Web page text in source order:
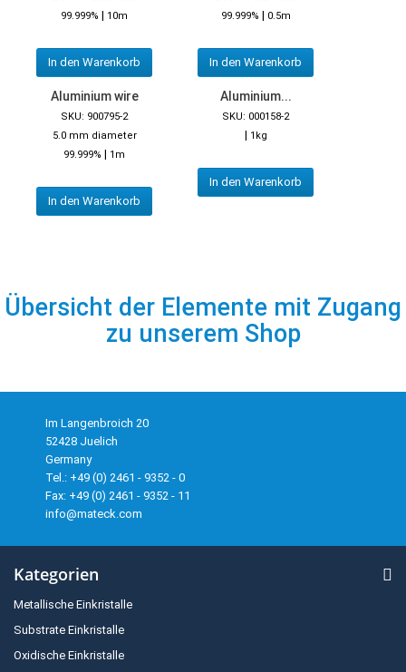
99.999% | 10m
In den Warenkorb
99.999% | 0.5m
In den Warenkorb
Aluminium wire
SKU: 900795-2
5.0 mm diameter
99.999% | 1m
In den Warenkorb
Aluminium...
SKU: 000158-2
| 1kg
In den Warenkorb
Übersicht der Elemente mit Zugang
zu unserem Shop
Im Langenbroich 20
52428 Juelich
Germany
Tel.: +49 (0) 2461 - 9352 - 0
Fax: +49 (0) 2461 - 9352 - 11
info@mateck.com
Kategorien
Metallische Einkristalle
Substrate Einkristalle
Oxidische Einkristalle